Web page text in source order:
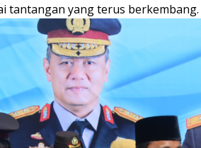
tantangan yang terus berkembang.